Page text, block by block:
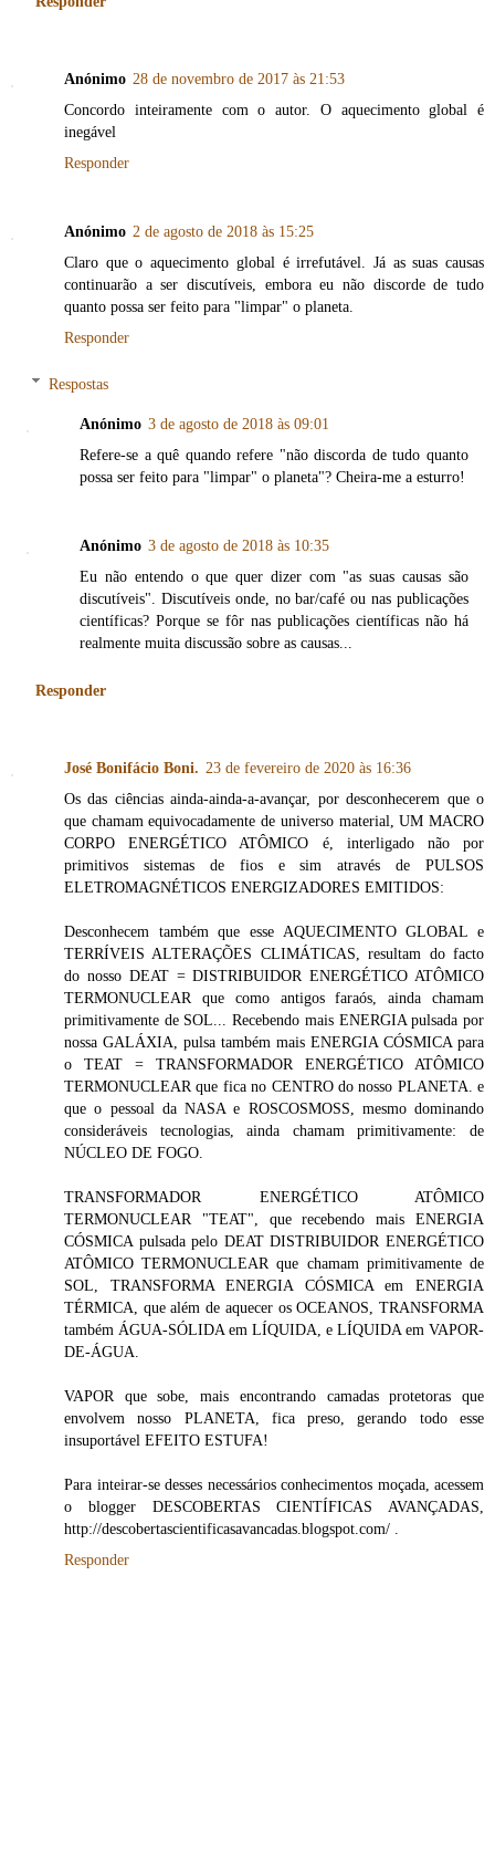
Anónimo 28 de novembro de 2017 às 21:53
Concordo inteiramente com o autor. O aquecimento global é
inegável
Responder
Anónimo 2 de agosto de 2018 às 15:25
Claro que o aquecimento global é irrefutável. Já as suas causas
continuarão a ser discutíveis, embora eu não discorde de tudo
quanto possa ser feito para "limpar" o planeta.
Responder
Respostas
Anónimo 3 de agosto de 2018 às 09:01
Refere-se a quê quando refere "não discorda de tudo quanto
possa ser feito para "limpar" o planeta"? Cheira-me a esturro!
Anónimo 3 de agosto de 2018 às 10:35
Eu não entendo o que quer dizer com "as suas causas são
discutíveis". Discutíveis onde, no bar/café ou nas publicações
científicas? Porque se fôr nas publicações científicas não há
realmente muita discussão sobre as causas...
Responder
José Bonifácio Boni. 23 de fevereiro de 2020 às 16:36
Os das ciências ainda-ainda-a-avançar, por desconhecerem que o
que chamam equivocadamente de universo material, UM MACRO
CORPO ENERGÉTICO ATÔMICO é, interligado não por
primitivos sistemas de fios e sim através de PULSOS
ELETROMAGNÉTICOS ENERGIZADORES EMITIDOS:
Desconhecem também que esse AQUECIMENTO GLOBAL e
TERRÍVEIS ALTERAÇÕES CLIMÁTICAS, resultam do facto
do nosso DEAT = DISTRIBUIDOR ENERGÉTICO ATÔMICO
TERMONUCLEAR que como antigos faraós, ainda chamam
primitivamente de SOL... Recebendo mais ENERGIA pulsada por
nossa GALÁXIA, pulsa também mais ENERGIA CÓSMICA para
o TEAT = TRANSFORMADOR ENERGÉTICO ATÔMICO
TERMONUCLEAR que fica no CENTRO do nosso PLANETA. e
que o pessoal da NASA e ROSCOSMOSS, mesmo dominando
consideráveis tecnologias, ainda chamam primitivamente: de
NÚCLEO DE FOGO.
TRANSFORMADOR ENERGÉTICO ATÔMICO
TERMONUCLEAR "TEAT", que recebendo mais ENERGIA
CÓSMICA pulsada pelo DEAT DISTRIBUIDOR ENERGÉTICO
ATÔMICO TERMONUCLEAR que chamam primitivamente de
SOL, TRANSFORMA ENERGIA CÓSMICA em ENERGIA
TÉRMICA, que além de aquecer os OCEANOS, TRANSFORMA
também ÁGUA-SÓLIDA em LÍQUIDA, e LÍQUIDA em VAPOR-
DE-ÁGUA.
VAPOR que sobe, mais encontrando camadas protetoras que
envolvem nosso PLANETA, fica preso, gerando todo esse
insuportável EFEITO ESTUFA!
Para inteirar-se desses necessários conhecimentos moçada, acessem
o blogger DESCOBERTAS CIENTÍFICAS AVANÇADAS,
http://descobertascientificasavancadas.blogspot.com/ .
Responder